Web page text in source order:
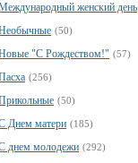
женский день
(50)
"С Рождеством!" (57)
(256)
(50)
Днем матери (185)
днем молодежи (292)